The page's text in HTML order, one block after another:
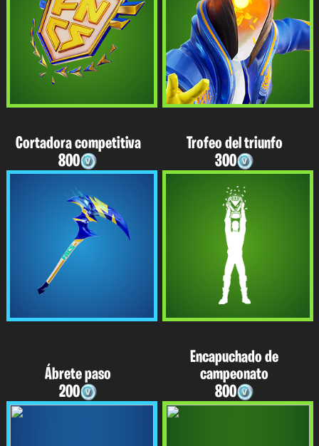
Cortadora competitiva
800
Trofeo del triunfo
300
Ábrete paso
200
Encapuchado de
campeonato
800